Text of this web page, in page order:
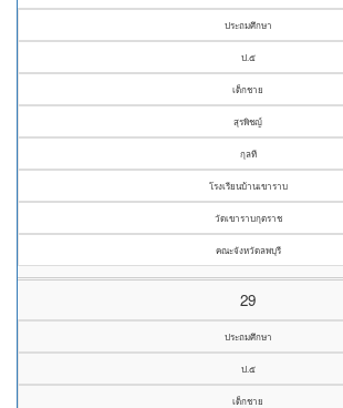
ประถมศึกษา
ป.๕
เด็กชาย
สุรพิชญ์
กุลที
โรงเรียนบ้านเขาราบ
วัดเขาราบกุตราช
คณะจังหวัดลพบุรี
29
ประถมศึกษา
ป.๕
เด็กชาย